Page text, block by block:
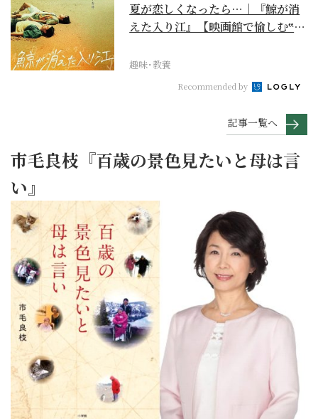
夏が恋しくなったら…｜『鯨が消
えた入り江』【映画館で愉しむ‟ご
趣味･教養
Recommended by
記事一覧へ
市毛良枝『百歳の景色見たいと母は言
い』